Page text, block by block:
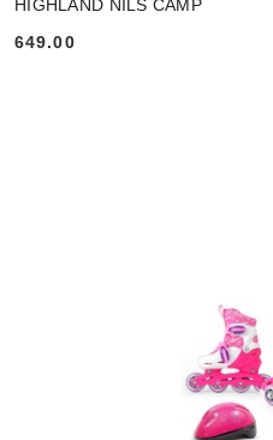
HIGHLAND NILS CAMP
Cena:
649.00